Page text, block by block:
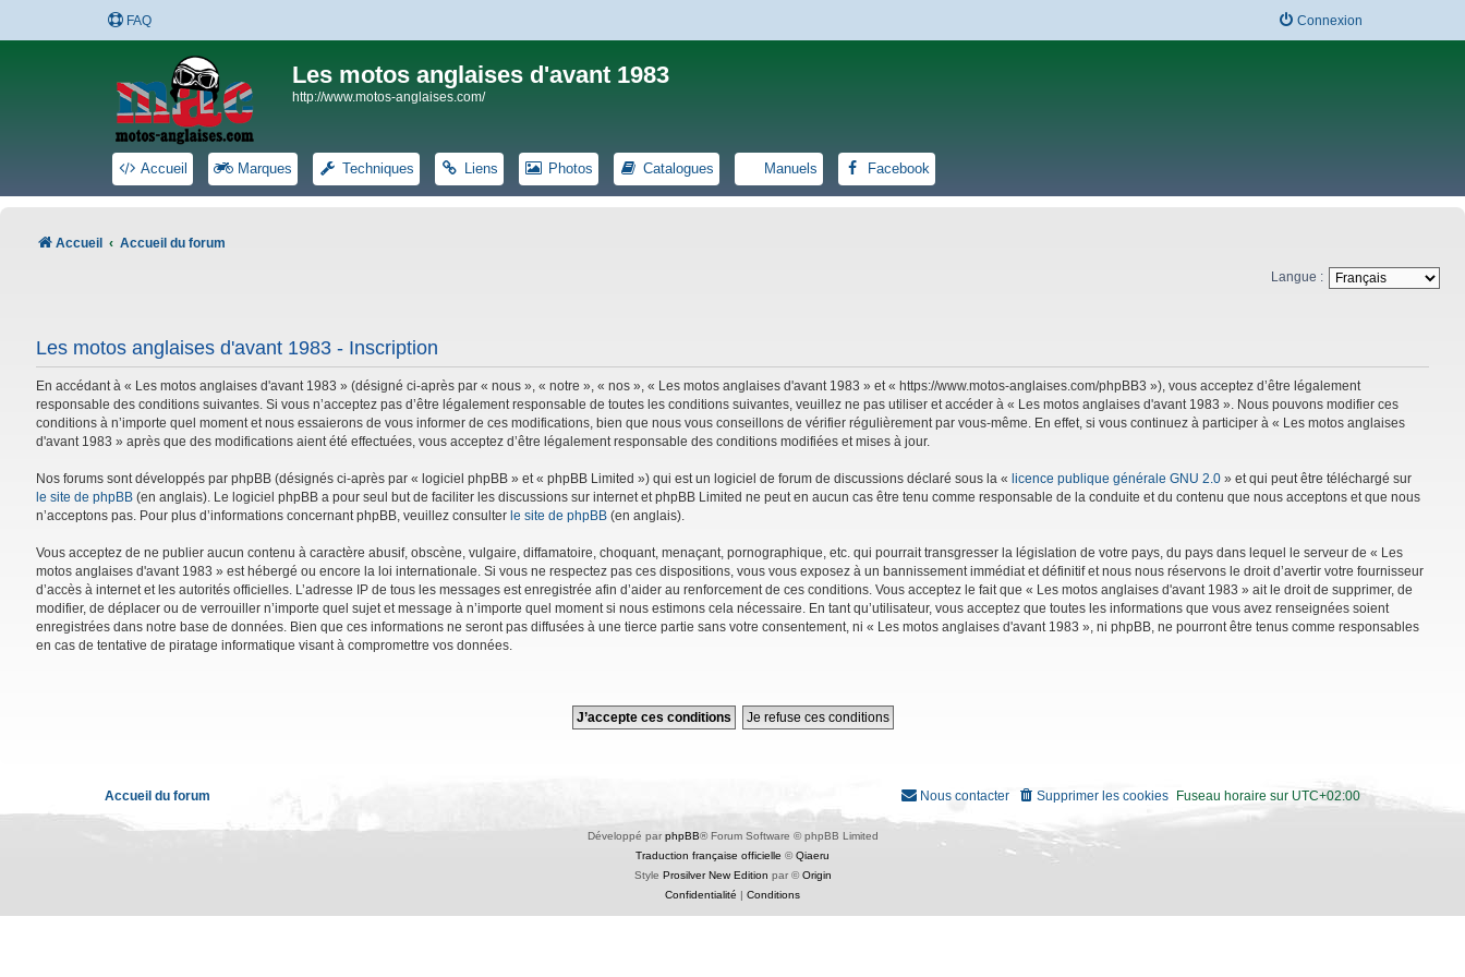
FAQ Connexion
Les motos anglaises d'avant 1983
http://www.motos-anglaises.com/
Accueil Marques Techniques Liens Photos Catalogues Manuels Facebook
Accueil Accueil du forum
Langue :
Les motos anglaises d'avant 1983 - Inscription
En accédant à « Les motos anglaises d'avant 1983 » (désigné ci-après par « nous », « notre », « nos », « Les motos anglaises d'avant 1983 » et « https://www.motos-anglaises.com/phpBB3 »), vous acceptez d’être légalement
responsable des conditions suivantes. Si vous n’acceptez pas d’être légalement responsable de toutes les conditions suivantes, veuillez ne pas utiliser et accéder à « Les motos anglaises d'avant 1983 ». Nous pouvons modifier ces
conditions à n’importe quel moment et nous essaierons de vous informer de ces modifications, bien que nous vous conseillons de vérifier régulièrement par vous-même. En effet, si vous continuez à participer à « Les motos anglaises
d'avant 1983 » après que des modifications aient été effectuées, vous acceptez d’être légalement responsable des conditions modifiées et mises à jour.
Nos forums sont développés par phpBB (désignés ci-après par « logiciel phpBB » et « phpBB Limited ») qui est un logiciel de forum de discussions déclaré sous la « licence publique générale GNU 2.0 » et qui peut être téléchargé sur
le site de phpBB (en anglais). Le logiciel phpBB a pour seul but de faciliter les discussions sur internet et phpBB Limited ne peut en aucun cas être tenu comme responsable de la conduite et du contenu que nous acceptons et que nous
n’acceptons pas. Pour plus d’informations concernant phpBB, veuillez consulter le site de phpBB (en anglais).
Vous acceptez de ne publier aucun contenu à caractère abusif, obscène, vulgaire, diffamatoire, choquant, menaçant, pornographique, etc. qui pourrait transgresser la législation de votre pays, du pays dans lequel le serveur de « Les
motos anglaises d'avant 1983 » est hébergé ou encore la loi internationale. Si vous ne respectez pas ces dispositions, vous vous exposez à un bannissement immédiat et définitif et nous nous réservons le droit d’avertir votre fournisseur
d’accès à internet et les autorités officielles. L’adresse IP de tous les messages est enregistrée afin d’aider au renforcement de ces conditions. Vous acceptez le fait que « Les motos anglaises d'avant 1983 » ait le droit de supprimer, de
modifier, de déplacer ou de verrouiller n’importe quel sujet et message à n’importe quel moment si nous estimons cela nécessaire. En tant qu’utilisateur, vous acceptez que toutes les informations que vous avez renseignées soient
enregistrées dans notre base de données. Bien que ces informations ne seront pas diffusées à une tierce partie sans votre consentement, ni « Les motos anglaises d'avant 1983 », ni phpBB, ne pourront être tenus comme responsables
en cas de tentative de piratage informatique visant à compromettre vos données.
Accueil du forum Fuseau horaire sur UTC+02:00
Supprimer les cookies
Nous contacter
Développé par phpBB® Forum Software © phpBB Limited
Traduction française officielle ©Qiaeru
Style Prosilver New Edition par ©Origin
Confidentialité | Conditions